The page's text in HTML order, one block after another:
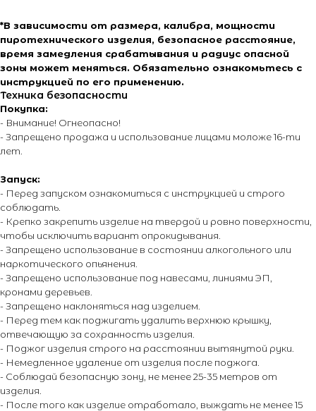
*В зависимости от размера, калибра, мощности
пиротехнического изделия, безопасное расстояние,
время замедления срабатывания и радиус опасной
зоны может меняться. Обязательно ознакомьтесь с
инструкцией по его применению.
Техника безопасности
Покупка:
- Внимание! Огнеопасно!
- Запрещено продажа и использование лицами моложе 16-ти
лет.
Запуск:
- Перед запуском ознакомиться с инструкцией и строго
соблюдать.
- Крепко закрепить изделие на твердой и ровно поверхности,
чтобы исключить вариант опрокидывания.
- Запрещено использование в состоянии алкогольного или
наркотического опьянения.
- Запрещено использование под навесами, линиями ЭП,
кронами деревьев.
- Запрещено наклоняться над изделием.
- Перед тем как поджигать удалить верхнюю крышку,
отвечающую за сохранность изделия.
- Поджог изделия строго на расстоянии вытянутой руки.
- Немедленное удаление от изделия после поджога.
- Соблюдай безопасную зону, не менее 25-35 метров от
изделия.
- После того как изделие отработало, выждать не менее 15
О магазине
Контакты
Поставщики
Новости
Покупателям
Каталог эффектов
Оплата и доставка
Возврат и обмен
+7 (495) 795-50-50
Адрес офиса:
г. Москва, ул. Тимирязевская, д. 2/3
Виды салютов